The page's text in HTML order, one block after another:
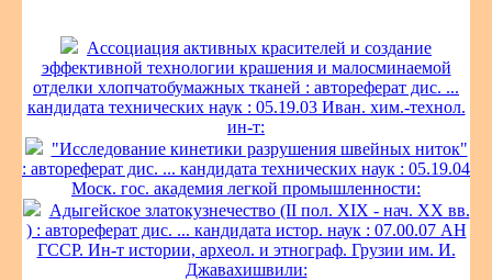
Ассоциация активных красителей и создание
эффективной технологии крашения и малосминаемой
отделки хлопчатобумажных тканей : автореферат дис. ...
кандидата технических наук : 05.19.03 Иван. хим.-технол.
ин-т:
"Исследование кинетики разрушения швейных ниток"
: автореферат дис. ... кандидата технических наук : 05.19.04
Моск. гос. академия легкой промышленности:
Адыгейское златокузнечество (II пол. XIX - нач. XX вв.
) : автореферат дис. ... кандидата истор. наук : 07.00.07 АН
ГССР. Ин-т истории, археол. и этнограф. Грузии им. И.
Джавахишвили: